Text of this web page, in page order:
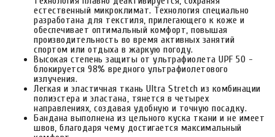
естественный микроклимат. Технология специально
разработана для текстиля, прилегающего к коже и
обеспечивает оптимальный комфорт, повышая
производительность во время активных занятий
спортом или отдыха в жаркую погоду.
Высокая степень защиты от ультрафиолета UPF 50 -
блокируется 98% вредного ультрафиолетового
излучения.
Легкая и эластичная ткань Ultra Stretch из комбинации
полиэстера и эластана, тянется в четырех
направлениях, создавая удобную и точную посадку.
Бандана выполнена из цельного куска ткани и не имеет
швов, благодаря чему достигается максимальный